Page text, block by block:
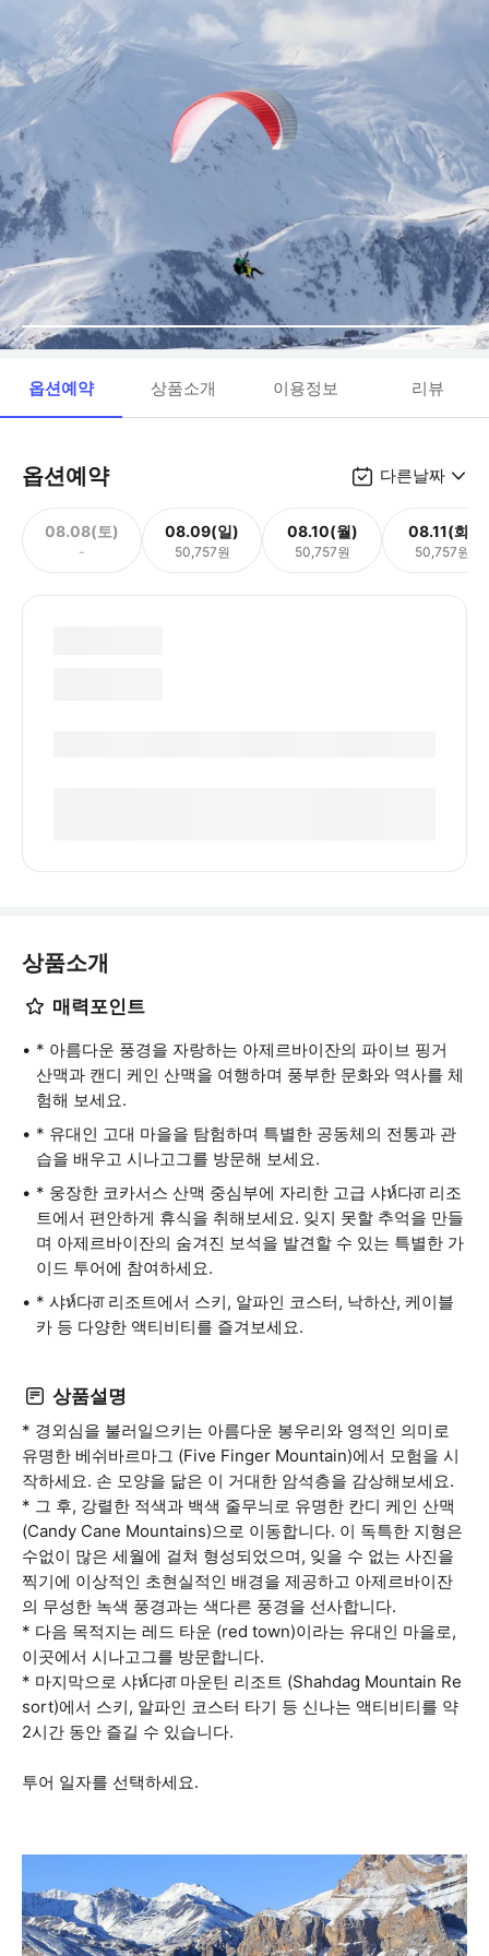
옵션예약 상품소개 이용정보 리뷰
옵션예약 다른날짜
08.08(토)
-
08.09(일)
50,757원
08.10(월)
50,757원
08.11(화)
50,757원
상품소개
매력포인트
* 아름다운 풍경을 자랑하는 아제르바이잔의 파이브 핑거
산맥과 캔디 케인 산맥을 여행하며 풍부한 문화와 역사를 체
험해 보세요.
* 유대인 고대 마을을 탐험하며 특별한 공동체의 전통과 관
습을 배우고 시나고그를 방문해 보세요.
* 웅장한 코카서스 산맥 중심부에 자리한 고급 샤ห์다ਗ 리조
트에서 편안하게 휴식을 취해보세요. 잊지 못할 추억을 만들
며 아제르바이잔의 숨겨진 보석을 발견할 수 있는 특별한 가
이드 투어에 참여하세요.
* 샤ห์다ਗ 리조트에서 스키, 알파인 코스터, 낙하산, 케이블
카 등 다양한 액티비티를 즐겨보세요.
상품설명
* 경외심을 불러일으키는 아름다운 봉우리와 영적인 의미로
유명한 베쉬바르마그 (Five Finger Mountain)에서 모험을 시
작하세요. 손 모양을 닮은 이 거대한 암석층을 감상해보세요.
* 그 후, 강렬한 적색과 백색 줄무늬로 유명한 칸디 케인 산맥
(Candy Cane Mountains)으로 이동합니다. 이 독특한 지형은
수없이 많은 세월에 걸쳐 형성되었으며, 잊을 수 없는 사진을
찍기에 이상적인 초현실적인 배경을 제공하고 아제르바이잔
의 무성한 녹색 풍경과는 색다른 풍경을 선사합니다.
* 다음 목적지는 레드 타운 (red town)이라는 유대인 마을로,
이곳에서 시나고그를 방문합니다.
* 마지막으로 샤ห์다ਗ 마운틴 리조트 (Shahdag Mountain Re
sort)에서 스키, 알파인 코스터 타기 등 신나는 액티비티를 약
2시간 동안 즐길 수 있습니다.
투어 일자를 선택하세요.